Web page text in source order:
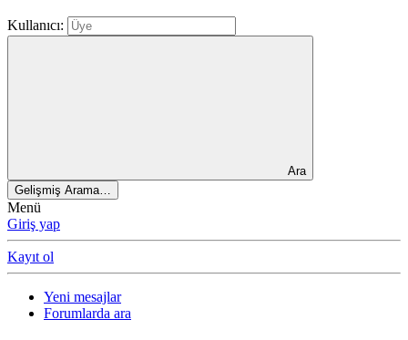
Kullanıcı:
Ara
Gelişmiş Arama…
Menü
Giriş yap
Kayıt ol
Yeni mesajlar
Forumlarda ara